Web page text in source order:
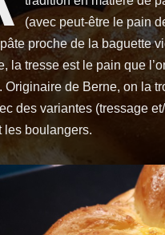
(avec peut-être le pain
proche de la baguette
la tresse est le pain que
Originaire de Berne, on la
des variantes (tressage
les boulangers.